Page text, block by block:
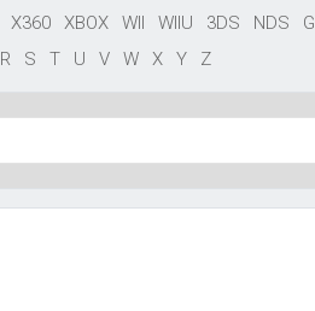
X360 XBOX WII WIIU 3DS NDS
R S T U V W X Y Z